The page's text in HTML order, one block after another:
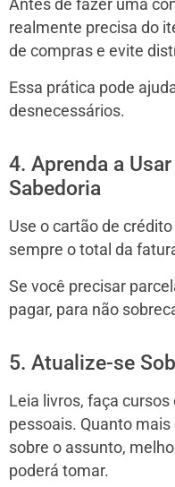
Antes de fazer uma
realmente precisa do
de compras e evite
Essa prática pode
desnecessários.
4. Aprenda a
Sabedoria
Use o cartão de
sempre o total da
Se você precisar
pagar, para não
5. Atualize-se
Leia livros, faça
pessoais. Quanto
sobre o assunto,
poderá tomar.